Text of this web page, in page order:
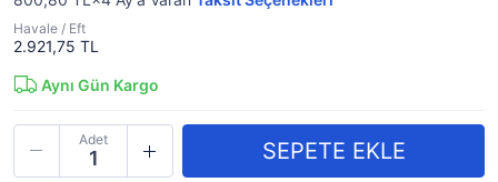
Havale / Eft
2.921,75 TL
Aynı Gün Kargo
Adet